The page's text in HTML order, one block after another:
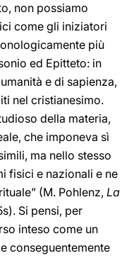
non possiamo
come gli iniziatori
più
ed Epitteto: in
e di sapienza,
nel cristianesimo.
della materia,
che imponeva sì
ma nello stesso
fisici e nazionali e ne
(M. Pohlenz, La
Si pensi, per
inteso come un
conseguentemente